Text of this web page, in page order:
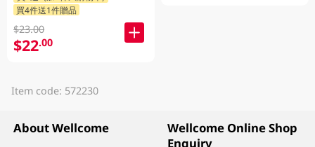
買4件送1件贈品
$23.00
$22.00
Item code: 572230
About Wellcome
Wellcome Online Shop
Enquiry